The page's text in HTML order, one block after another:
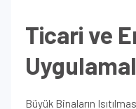
Ticari ve
Büyük Binaların